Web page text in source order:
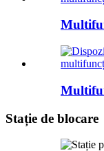
Stație de blocare